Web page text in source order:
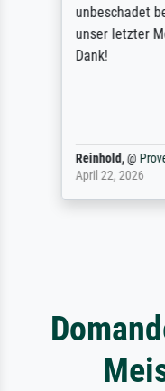
unbeschadet
unser letzter
Dank!
Reinhold,@
April 22, 2026